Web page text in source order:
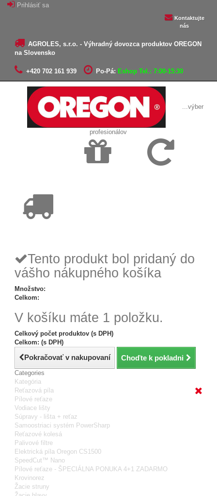
Prihlásiť sa
Kontaktujte
nás
AGROLES, s.r.o. - Výhradný dovozca produktov OREGON
na Slovensko
+420 702 161 939 Po-Pá: Eshop Tel.: 7:00-15:30
...výber
profesionálov
Tento produkt bol pridaný do
vášho nákupného košíka
Množstvo:
Celkom:
V košíku máte 1 položku.
Celkový počet produktov (s DPH)
Celkom: (s DPH)
Pokračovať v nakupovaní Choďte k pokladni
Categories
Kategória
Reťazová píla
Pílové reťaze
Vodiace lišty
Súpravy - lišta + reťaz
Samoostriaci systém PowerSharp
Reťazové kolesá
Palivové filtre
Elektrická píla Oregon CS1500
SpeedCut™ Nano
Pílové reťaze - ŠPECIÁLNA PONUKA 4+1 ZADARMO
Krovinorez
Žacie struny